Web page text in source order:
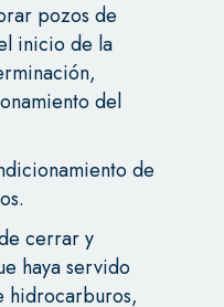
pozos de
inicio de la
del
de
cerrar y
haya servido
hidrocarburos,